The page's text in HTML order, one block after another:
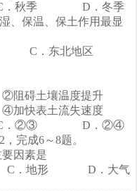
秋季 D．冬季
、保温、保土作用最显
区 C．东北地区
土壤温度提升
表土流失速度
②③ D．②④
完成6～8题。
因素是
．地形 D．大气